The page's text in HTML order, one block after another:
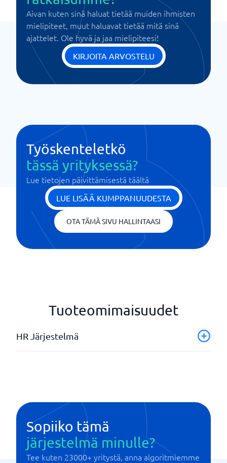
Aivan kuten sinä haluat tietää muiden ihmisten
mielipiteet, muut haluavat tietää mitä sinä
ajattelet. Ole hyvä ja jaa mielipiteesi!
KIRJOITA ARVOSTELU
Työskenteletkö
tässä yrityksessä?
Lue tietojen päivittämisestä täältä
LUE LISÄÄ KUMPPANUUDESTA
OTA TÄMÄ SIVU HALLINTAASI
Tuoteomimaisuudet
HR Järjestelmä
Konsultointi
Korvausten hallinnointi
Käyttäjäoikeuksien hallinta
Lähtöilmoittautuminen
Oma palkanlaskentajärjestelmä
Sopiiko tämä
järjestelmä minulle?
Tee kuten 23000+ yritystä, anna algoritmiemme